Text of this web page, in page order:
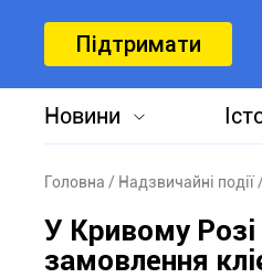
Підтримати
Новини
Головна Надзвичайні події
У Кривому
замовлення